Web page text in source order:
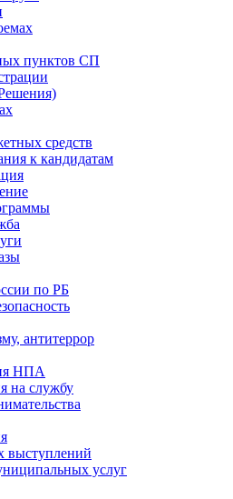
пунктов СП
средств
к кандидатам
по РБ
антитеррор
НПА
на службу
выступлений
услуг